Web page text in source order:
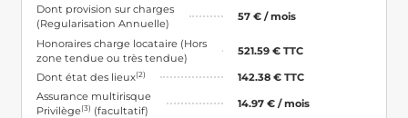
Dont provision sur charges
(Regularisation Annuelle)
57 € / mois
Honoraires charge locataire (Hors
zone tendue ou très tendue)
521.59 € TTC
Dont état des lieux(2)
142.38 € TTC
Assurance multirisque
Privilège(3) (facultatif)
14.97 € / mois